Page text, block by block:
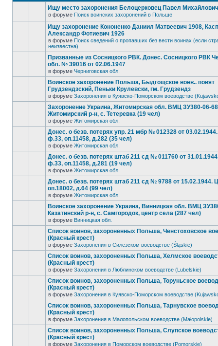
Ищу место захоронения Белоцерковец Павел
в форуме Поиск воинских захоронений в Польше
Ищу захоронение Кононенко Даниил Матвеевич 1908,
Александр Фотиевич 1926
в форуме Поиск сведений о пропавших без вести воинах (если
неизвестна)
Призванные из Сосницкого РВК. Донес. Сосницкого РВК
обл. № 39016 от 02.06.1947
в форуме Черниговская обл.
Воинское захоронение Польша, Быдгощское воев.. повят
Грудзендзский, Пеньки Крулевски, гм. Грудзендз
в форуме Захоронения в Куявско-Поморском воеводстве
Захоронение Украина, Житомирская обл. ВМЦ ЗУ380-06-
Житомирский р-н, с. Тетеревка (19 чел)
в форуме Житомирская обл.
Донес. о безв. потерях упр. 21 мбр № 012328 от
ф.33, оп.11458, д.282 (35 чел)
в форуме Житомирская обл.
Донес. о безв. потерях штаб 211 сд № 011760 от
ф.33, оп.11458, д.281 (19 чел)
в форуме Житомирская обл.
Донес. о безв. потерях штаб 211 сд № 9788 от
оп.18002, д.64 (99 чел)
в форуме Житомирская обл.
Воинское захоронение Украина, Винницкая обл. ВМЦ
Казатинский р-н, с. Самгородок, центр села (287 чел)
в форуме Винницкая обл.
Список воинов, захороненных Польша, Ченстоховское
(Красный крест)
в форуме Захоронения в Силезском воеводстве (Śląskie)
Список воинов, захороненных Польша, Хелмское
(Красный крест)
в форуме Захоронения в Люблинском воеводстве (Lubelskie)
Список воинов, захороненных Польша, Торуньское
(Красный крест)
в форуме Захоронения в Куявско-Поморском воеводстве
Список воинов, захороненных Польша, Тарнувское
(Красный крест)
в форуме Захоронения в Малопольском воеводстве (Małopolskie)
Список воинов, захороненных Польша, Слупское
(Красный крест)
в форуме Захоронения в Поморском воеводстве (Pomorskie)